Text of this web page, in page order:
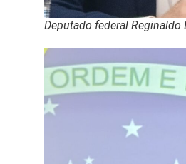
Deputado federal Reginaldo